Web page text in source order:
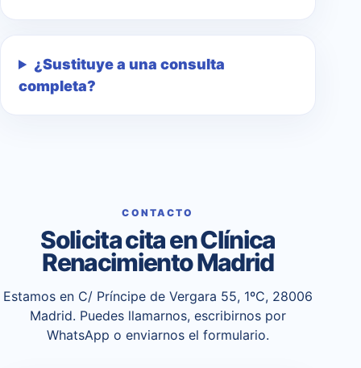
¿Sustituye a una consulta
completa?
CONTACTO
Solicita cita en Clínica
Renacimiento Madrid
Estamos en C/ Príncipe de Vergara 55, 1ºC, 28006
Madrid. Puedes llamarnos, escribirnos por
WhatsApp o enviarnos el formulario.